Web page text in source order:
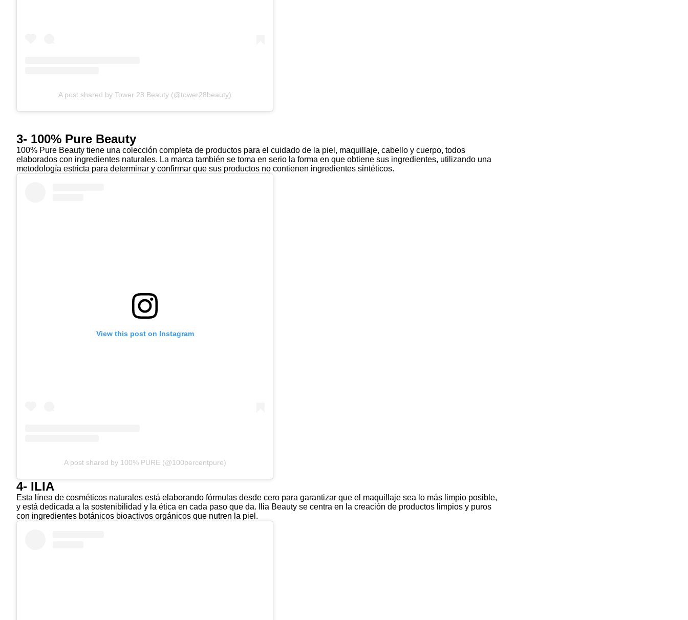
A post shared by Tower 28 Beauty (@tower28beauty)
3- 100% Pure Beauty
100% Pure Beauty tiene una colección completa de productos para el cuidado de la piel, maquillaje, cabello y cuerpo, todos
elaborados con ingredientes naturales. La marca también se toma en serio la forma en que obtiene sus ingredientes, utilizando una
metodología estricta para determinar y confirmar que sus productos no contienen ingredientes sintéticos.
View this post on Instagram
A post shared by 100% PURE (@100percentpure)
4- ILIA
Esta línea de cosméticos naturales está elaborando fórmulas desde cero para garantizar que el maquillaje sea lo más limpio posible,
y está dedicada a la sostenibilidad y la ética en cada paso que da. Ilia Beauty se centra en la creación de productos limpios y puros
con ingredientes botánicos bioactivos orgánicos que nutren la piel.